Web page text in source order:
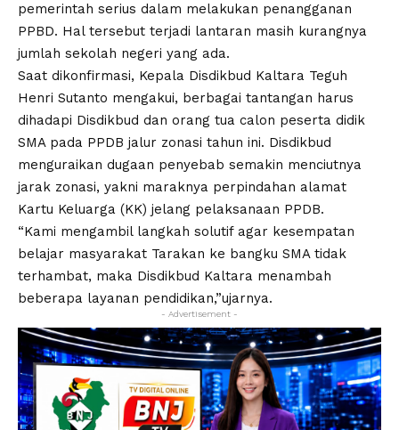
pemerintah serius dalam melakukan penangganan
PPBD. Hal tersebut terjadi lantaran masih kurangnya
jumlah sekolah negeri yang ada.
Saat dikonfirmasi, Kepala Disdikbud Kaltara Teguh
Henri Sutanto mengakui, berbagai tantangan harus
dihadapi Disdikbud dan orang tua calon peserta didik
SMA pada PPDB jalur zonasi tahun ini. Disdikbud
menguraikan dugaan penyebab semakin menciutnya
jarak zonasi, yakni maraknya perpindahan alamat
Kartu Keluarga (KK) jelang pelaksanaan PPDB.
“Kami mengambil langkah solutif agar kesempatan
belajar masyarakat Tarakan ke bangku SMA tidak
terhambat, maka Disdikbud Kaltara menambah
beberapa layanan pendidikan,”ujarnya.
- Advertisement -